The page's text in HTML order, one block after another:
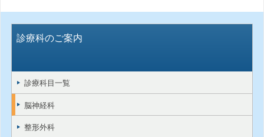
診療科のご案内
診療科目一覧
脳神経科
整形外科